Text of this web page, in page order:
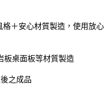
＋安心材質製造，使用放心
板桌面板等材質製造
之成品